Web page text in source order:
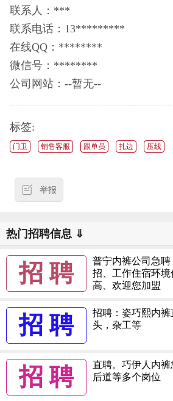
联系人：***
联系电话：13*********
在线QQ：********
微信号：********
公司网站：--暂无--
标签:
门卫 销售客服 跟单员 扎边 压线
举报
热门招聘信息 ⇓
招 聘
普宁内裤公司急
招、工作住宿环
高、欢迎您加盟
招 聘
招聘：姿巧熙内
头，杂工等
招 聘
直聘。巧伊人内裤
后道等多个岗位